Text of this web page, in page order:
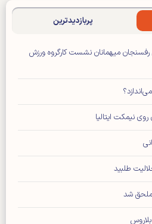
پربازدیدترین
میهمانان نشست کارگروه ورزش
نیمکت ایتالیا
طلبید
ملحق شد